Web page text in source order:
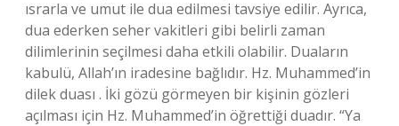
ısrarla ve umut ile dua edilmesi tavsiye edilir. Ayrıca,
dua ederken seher vakitleri gibi belirli zaman
dilimlerinin seçilmesi daha etkili olabilir. Duaların
kabulü, Allah’ın iradesine bağlıdır. Hz. Muhammed’in
dilek duası . İki gözü görmeyen bir kişinin gözleri
açılması için Hz. Muhammed’in öğrettiği duadır. “Ya